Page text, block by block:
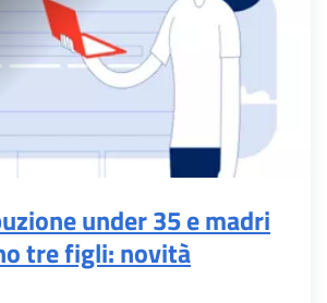
under 35 e madri
tre figli: novità